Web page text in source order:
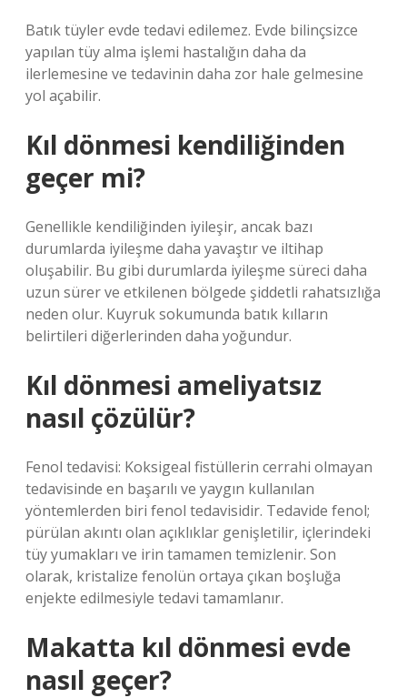
Batık tüyler evde tedavi edilemez. Evde bilinçsizce
yapılan tüy alma işlemi hastalığın daha da
ilerlemesine ve tedavinin daha zor hale gelmesine
yol açabilir.
Kıl dönmesi kendiliğinden
geçer mi?
Genellikle kendiliğinden iyileşir, ancak bazı
durumlarda iyileşme daha yavaştır ve iltihap
oluşabilir. Bu gibi durumlarda iyileşme süreci daha
uzun sürer ve etkilenen bölgede şiddetli rahatsızlığa
neden olur. Kuyruk sokumunda batık kılların
belirtileri diğerlerinden daha yoğundur.
Kıl dönmesi ameliyatsız
nasıl çözülür?
Fenol tedavisi: Koksigeal fistüllerin cerrahi olmayan
tedavisinde en başarılı ve yaygın kullanılan
yöntemlerden biri fenol tedavisidir. Tedavide fenol;
pürülan akıntı olan açıklıklar genişletilir, içlerindeki
tüy yumakları ve irin tamamen temizlenir. Son
olarak, kristalize fenolün ortaya çıkan boşluğa
enjekte edilmesiyle tedavi tamamlanır.
Makatta kıl dönmesi evde
nasıl geçer?